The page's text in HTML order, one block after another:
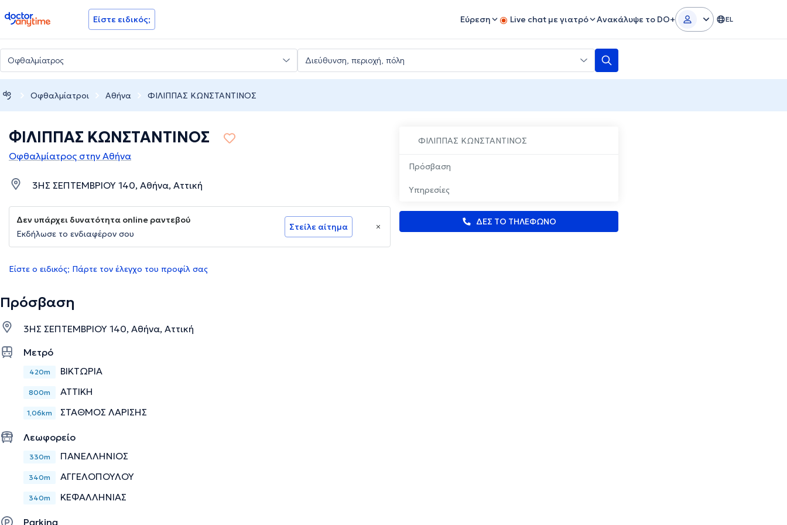
doctoranytime Είστε ειδικός; Εύρεση Live chat με γιατρό Ανακάλυψε το DO+ EL
Οφθαλμίατροι Αθήνα ΦΙΛΙΠΠΑΣ ΚΩΝΣΤΑΝΤΙΝΟΣ
ΦΙΛΙΠΠΑΣ ΚΩΝΣΤΑΝΤΙΝΟΣ
Πρόσβαση
Υπηρεσίες
ΔΕΣ ΤΟ ΤΗΛΕΦΩΝΟ
ΦΙΛΙΠΠΑΣ ΚΩΝΣΤΑΝΤΙΝΟΣ
Οφθαλμίατρος στην Αθήνα
3ΗΣ ΣΕΠΤΕΜΒΡΙΟΥ 140, Αθήνα, Αττική
Δεν υπάρχει δυνατότητα online ραντεβού
Εκδήλωσε το ενδιαφέρον σου
Στείλε αίτημα
Είστε ο ειδικός; Πάρτε τον έλεγχο του προφίλ σας
Πρόσβαση
3ΗΣ ΣΕΠΤΕΜΒΡΙΟΥ 140, Αθήνα, Αττική
Μετρό
420m ΒΙΚΤΩΡΙΑ
800m ΑΤΤΙΚΗ
1,06km ΣΤΑΘΜΟΣ ΛΑΡΙΣΗΣ
Λεωφορείο
330m ΠΑΝΕΛΛΗΝΙΟΣ
340m ΑΓΓΕΛΟΠΟΥΛΟΥ
340m ΚΕΦΑΛΛΗΝΙΑΣ
Parking